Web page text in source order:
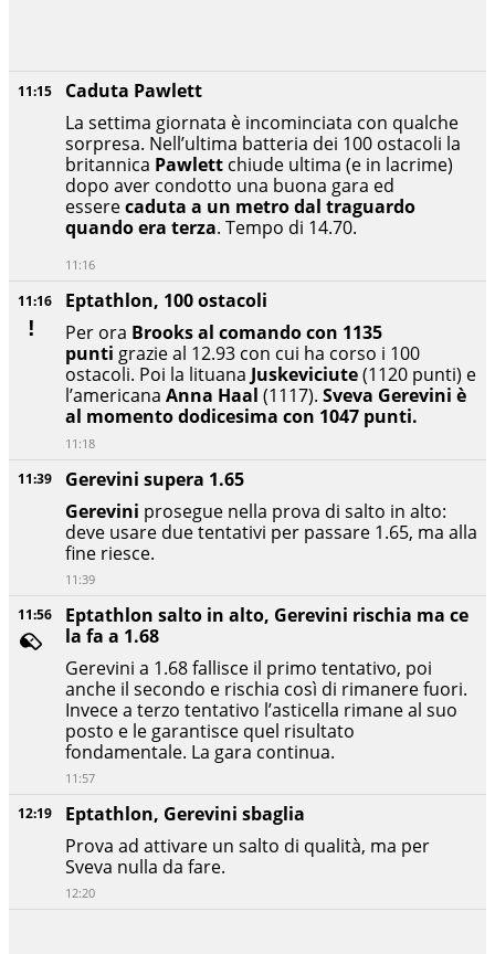
12:19
Eptathlon, Gerevini sbaglia
Prova ad attivare un salto di qualità, ma per
Sveva nulla da fare.
12:20
11:56
Eptathlon salto in alto, Gerevini rischia ma ce
la fa a 1.68
Gerevini a 1.68 fallisce il primo tentativo, poi
anche il secondo e rischia così di rimanere fuori.
Invece a terzo tentativo l’asticella rimane al suo
posto e le garantisce quel risultato
fondamentale. La gara continua.
11:57
11:39
Gerevini supera 1.65
Gerevini prosegue nella prova di salto in alto:
deve usare due tentativi per passare 1.65, ma alla
fine riesce.
11:39
11:16
Eptathlon, 100 ostacoli
Per ora Brooks al comando con 1135
punti grazie al 12.93 con cui ha corso i 100
ostacoli. Poi la lituana Juskeviciute(1120 punti) e
l’americana Anna Haal (1117). Sveva Gerevini è
al momento dodicesima con 1047 punti.
11:18
11:15
Caduta Pawlett
La settima giornata è incominciata con qualche
sorpresa. Nell’ultima batteria dei 100 ostacoli la
britannica Pawlett chiude ultima (e in lacrime)
dopo aver condotto una buona gara ed
esserecaduta a un metro dal traguardo
quando era terza. Tempo di 14.70.
11:16